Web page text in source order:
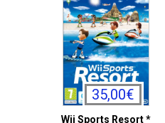
35,00€
Wii Sports Resort *